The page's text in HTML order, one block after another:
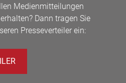
Medienmitteilungen
Dann tragen Sie
Presseverteiler ein: